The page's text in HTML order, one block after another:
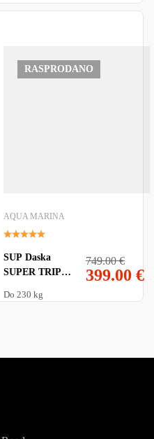
RASPRODANO
AQUA MARINA
SUP Daska
SUPER TRIP
20ST02 by Aqua
749.00€
399.00 €
Do 230 kg